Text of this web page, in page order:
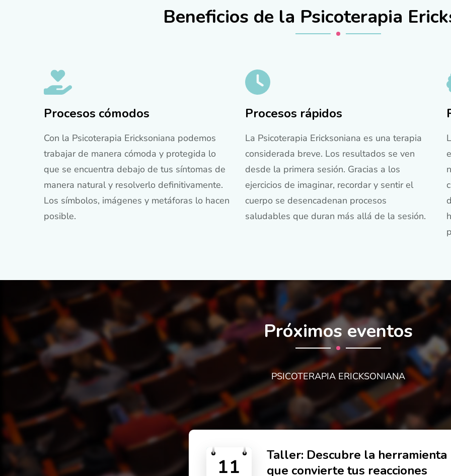
Beneficios de la Psicoterapia
Procesos cómodos
Con la Psicoterapia Ericksoniana podemos
trabajar de manera cómoda y protegida lo
que se encuentra debajo de tus síntomas de
manera natural y resolverlo definitivamente.
Los símbolos, imágenes y metáforas lo hacen
posible.
Procesos rápidos
La Psicoterapia Ericksoniana es una terapia
considerada breve. Los resultados se ven
desde la primera sesión. Gracias a los
ejercicios de imaginar, recordar y sentir el
cuerpo se desencadenan procesos
saludables que duran más allá de la sesión.
Próximos eventos
PSICOTERAPIA ERICKSONIANA
11
Taller: Descubre la herramienta
que convierte tus reacciones